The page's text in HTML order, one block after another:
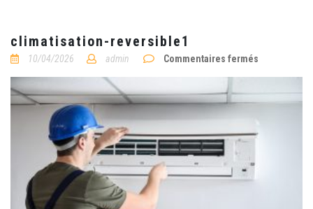
climatisation-reversible1
10/04/2026 admin Commentaires fermés
reversible1